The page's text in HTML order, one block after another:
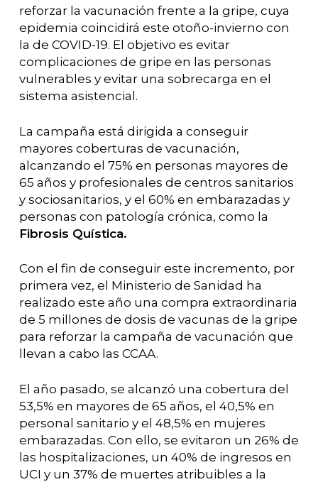
reforzar la vacunación frente a la gripe, cuya
epidemia coincidirá este otoño-invierno con
la de COVID-19. El objetivo es evitar
complicaciones de gripe en las personas
vulnerables y evitar una sobrecarga en el
sistema asistencial.
La campaña está dirigida a conseguir
mayores coberturas de vacunación,
alcanzando el 75% en personas mayores de
65 años y profesionales de centros sanitarios
y sociosanitarios, y el 60% en embarazadas y
personas con patología crónica, como la
Fibrosis Quística.
Con el fin de conseguir este incremento, por
primera vez, el Ministerio de Sanidad ha
realizado este año una compra extraordinaria
de 5 millones de dosis de vacunas de la gripe
para reforzar la campaña de vacunación que
llevan a cabo las CCAA.
El año pasado, se alcanzó una cobertura del
53,5% en mayores de 65 años, el 40,5% en
personal sanitario y el 48,5% en mujeres
embarazadas. Con ello, se evitaron un 26% de
las hospitalizaciones, un 40% de ingresos en
UCI y un 37% de muertes atribuibles a la